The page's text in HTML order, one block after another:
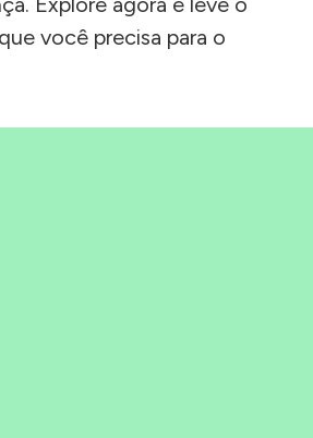
você precisa para o